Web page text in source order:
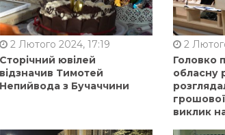
2 Лютого 2024, 17:19
Сторічний ювілей
відзначив Тимотей
Непийвода з Бучаччини
2
Головко
обласну
виклик